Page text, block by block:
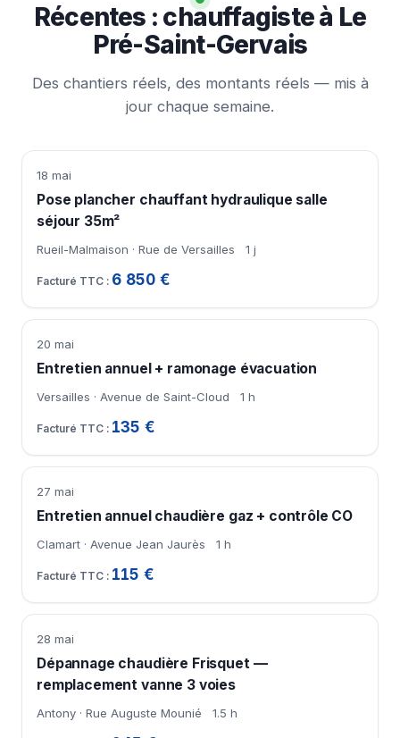
Récentes : chauffagiste à Le
Pré-Saint-Gervais
Des chantiers réels, des montants réels — mis à
jour chaque semaine.
18 mai
Pose plancher chauffant hydraulique salle
séjour 35m²
Rueil-Malmaison · Rue de Versailles 1 j
6 850 €
20 mai
Entretien annuel + ramonage évacuation
Versailles · Avenue de Saint-Cloud 1 h
135 €
27 mai
Entretien annuel chaudière gaz + contrôle CO
Clamart · Avenue Jean Jaurès 1 h
115 €
28 mai
Dépannage chaudière Frisquet —
remplacement vanne 3 voies
Antony · Rue Auguste Mounié 1.5 h